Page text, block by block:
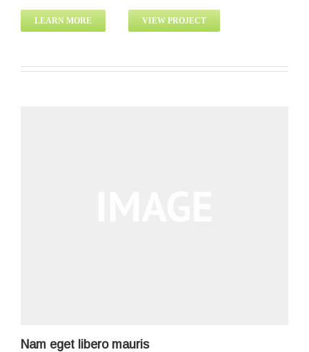
LEARN MORE VIEW PROJECT
Nam eget libero mauris